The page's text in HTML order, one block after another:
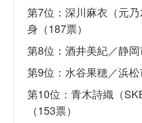
第7位：深川麻衣（元
身（187票）
第8位：酒井美紀／静岡
第9位：水谷果穂／浜松
第10位：青木詩織（
（153票）